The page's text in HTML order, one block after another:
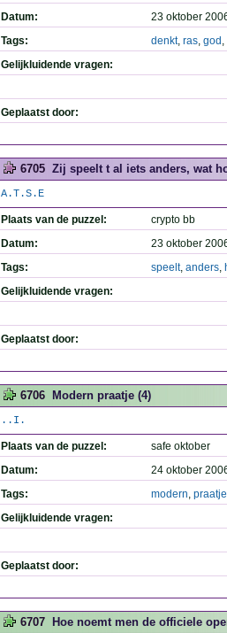
Datum:
23 oktober
Tags:
denkt, ras, god ,
Gelijkluidende vragen:
Geplaatst door:
6705 Zij speelt t al iets anders, wat
A.T.S.E
Plaats van de puzzel:
crypto bb
Datum:
23 oktober
Tags:
speelt, anders,
Gelijkluidende vragen:
Geplaatst door:
6706 Modern praatje (4)
..I.
Plaats van de puzzel:
safe oktober
Datum:
24 oktober
Tags:
modern, praatje
Gelijkluidende vragen:
Geplaatst door:
6707 Hoe noemt men de officiele